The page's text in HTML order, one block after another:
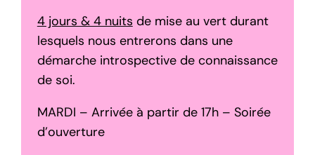
4 jours & 4 nuits de mise au vert durant
lesquels nous entrerons dans une
démarche introspective de connaissance
de soi.
MARDI – Arrivée à partir de 17h – Soirée
d’ouverture